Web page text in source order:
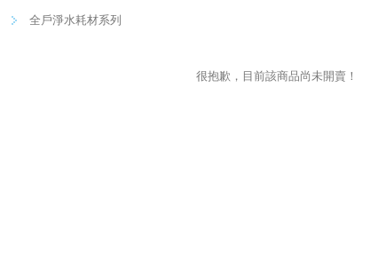
全戶淨水耗材系列
很抱歉，目前該商品尚未開賣！